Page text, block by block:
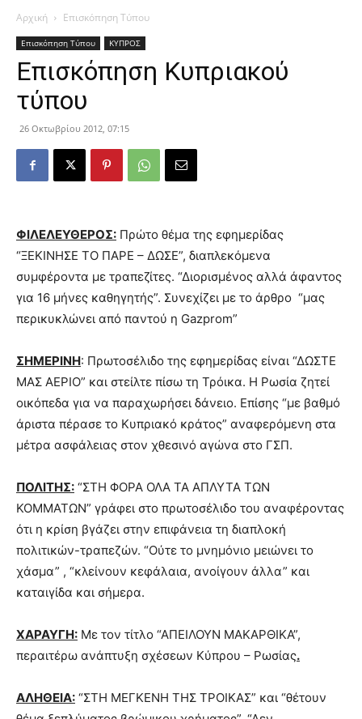
Αρχική Επισκόπηση Τύπου
Επισκόπηση Τύπου ΚΥΠΡΟΣ
Επισκόπηση Κυπριακού
τύπου
26 Οκτωβρίου 2012, 07:15
ΦΙΛΕΛΕΥΘΕΡΟΣ: Πρώτο θέμα της εφημερίδας
“ΞΕΚΙΝΗΣΕ ΤΟ ΠΑΡΕ – ΔΩΣΕ”, διαπλεκόμενα
συμφέροντα με τραπεζίτες. “Διορισμένος αλλά άφαντος
για 16 μήνες καθηγητής”. Συνεχίζει με το άρθρο “μας
περικυκλώνει από παντού η Gazprom”
ΣΗΜΕΡΙΝΗ: Πρωτοσέλιδο της εφημερίδας είναι “ΔΩΣΤΕ
ΜΑΣ ΑΕΡΙΟ” και στείλτε πίσω τη Τρόικα. Η Ρωσία ζητεί
οικόπεδα για να παραχωρήσει δάνειο. Επίσης “με βαθμό
άριστα πέρασε το Κυπριακό κράτος” αναφερόμενη στα
μέτρα ασφάλειας στον χθεσινό αγώνα στο ΓΣΠ.
ΠΟΛΙΤΗΣ: “ΣΤΗ ΦΟΡΑ ΟΛΑ ΤΑ ΑΠΛΥΤΑ ΤΩΝ
ΚΟΜΜΑΤΩΝ” γράφει στο πρωτοσέλιδο του αναφέροντας
ότι η κρίση βγάζει στην επιφάνεια τη διαπλοκή
πολιτικών-τραπεζών. “Ούτε το μνημόνιο μειώνει το
χάσμα” , “κλείνουν κεφάλαια, ανοίγουν άλλα” και
καταιγίδα και σήμερα.
ΧΑΡΑΥΓΗ: Με τον τίτλο “ΑΠΕΙΛΟΥΝ ΜΑΚΑΡΘΙΚΑ”,
περαιτέρω ανάπτυξη σχέσεων Κύπρου – Ρωσίας.
ΑΛΗΘΕΙΑ: “ΣΤΗ ΜΕΓΚΕΝΗ ΤΗΣ ΤΡΟΙΚΑΣ” και “θέτουν